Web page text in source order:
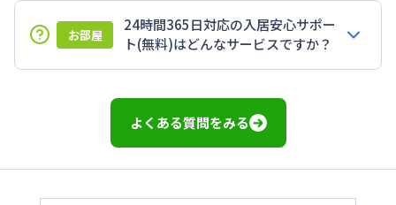
お部屋
24時間365日対応の入居安心サポー
ト(無料)はどんなサービスですか？
よくある質問をみる